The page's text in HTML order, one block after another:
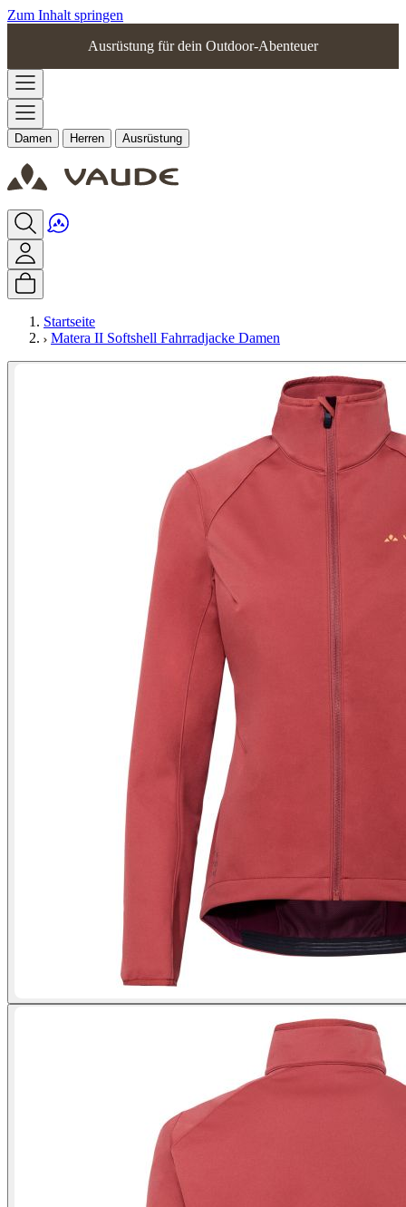
Zum Inhalt springen
Ausrüstung für dein Outdoor-Abenteuer
Damen Herren Ausrüstung
Startseite
Matera II Softshell Fahrradjacke Damen